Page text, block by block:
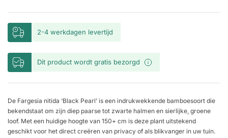
2-4 werkdagen levertijd
Dit product wordt gratis bezorgd
De Fargesia nitida ‘Black Pearl’ is een indrukwekkende bamboesoort die
bekendstaat om zijn diep paarse tot zwarte halmen en sierlijke, groene
loof. Met een huidige hoogte van 150+ cm is deze plant uitstekend
geschikt voor het direct creëren van privacy of als blikvanger in uw tuin.